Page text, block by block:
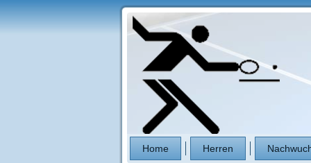
Home Herren